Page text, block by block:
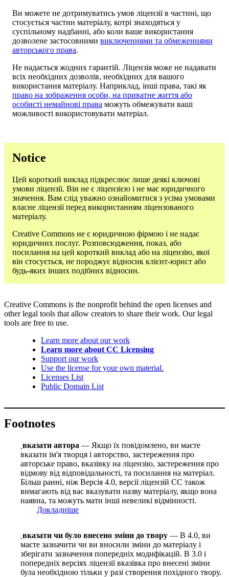
Ви можете не дотримуватись умов ліцензії в частині, що
стосується частин матеріалу, котрі знаходяться у
суспільному надбанні, або коли ваше використання
дозволене застосовними виключеннями та обмеженнями
авторського права.
Не надається жодних гарантій. Ліцензія може не надавати
всіх необхідних дозволів, необхідних для вашого
використання матеріалу. Наприклад, інші права, такі як
право на зображення особи, на приватне життя або
особисті немайнові права можуть обмежувати ваші
можливості використовувати матеріал.
Notice
Цей короткий виклад підкреслює лише деякі ключові
умови ліцензії. Він не є ліцензією і не має юридичного
значення. Вам слід уважно ознайомитися з усіма умовами
власне ліцензії перед використанням ліцензованого
матеріалу.
Creative Commons не є юридичною фірмою і не надає
юридичних послуг. Розповсюдження, показ, або
посилання на цей короткий виклад або на ліцензію, якої
він стосується, не породжує відносик клієнт-юрист або
будь-яких інших подібних відносин.
Creative Commons is the nonprofit behind the open licenses and
other legal tools that allow creators to share their work. Our legal
tools are free to use.
Learn more about our work
Learn more about CC Licensing
Support our work
Use the license for your own material.
Licenses List
Public Domain List
Footnotes
вказати автора — Якщо їх повідомлено, ви маєте
вказати ім'я творця і авторство, застереження про
авторське право, вказівку на ліцензію, застереження про
відмову від відповідальності, та посилання на матеріал.
Більш ранні, ніж Версія 4.0, версії ліцензій CC також
вимагають від вас вказувати назву матеріалу, якщо вона
наявна, та можуть мати інші невеликі відмінності.
Докладніше
вказати чи було внесено зміни до твору — В 4.0, ви
маєте зазначити чи ви вносили зміни до матеріалу і
зберігати зазначення попередніх модифікацій. В 3.0 і
попередніх версіях ліцензії вказівка про внесені зміни
була необхідною тільки у разі створення похідного твору.